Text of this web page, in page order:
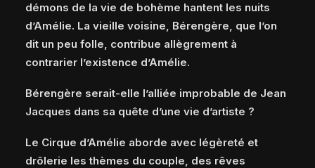
démons de la vie de bohème hantent les nuits
d’Amélie. La vieille voisine, Bérengère, que l’on
dit un peu folle, contribue allègrement à
contrarier l’existence d’Amélie.
Bérengère serait-elle l’alliée improbable de Jean
Jacques dans sa quête d’une vie d’artiste ?
Le Cirque d’Amélie aborde avec légèreté et
drôlerie les thèmes du couple, des rêves